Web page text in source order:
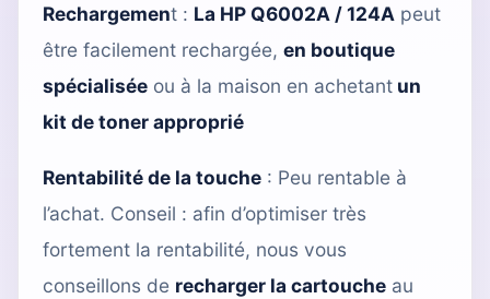
Rechargement : La HP Q6002A / 124A peut
être facilement rechargée, en boutique
spécialisée ou à la maison en achetant un
kit de toner approprié
Rentabilité de la touche : Peu rentable à
l’achat. Conseil : afin d’optimiser très
fortement la rentabilité, nous vous
conseillons de recharger la cartouche au